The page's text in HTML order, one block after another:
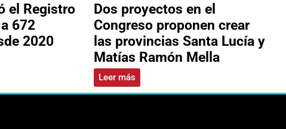
el Registro
672
2020
Dos proyectos en el
Congreso proponen crear
las provincias Santa Lucía y
Matías Ramón Mella
Leer más